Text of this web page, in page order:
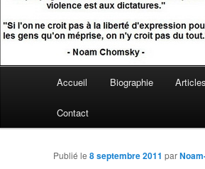
Aller
au
contenu
Accueil Biographie Articles
Contact
Publié le 8 septembre 2011 par